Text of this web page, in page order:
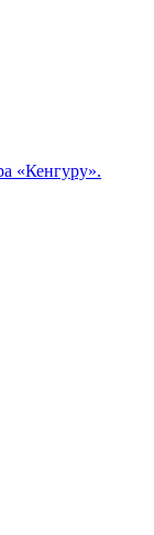
«Кенгуру».